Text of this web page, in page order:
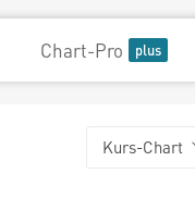
Chart-Pro
Kurs-Chart